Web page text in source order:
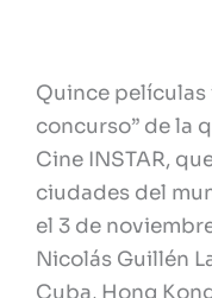
Quince películas
concurso” de la
Cine INSTAR,
ciudades del
el 3 de
Nicolás Guillén
Cuba, Hong